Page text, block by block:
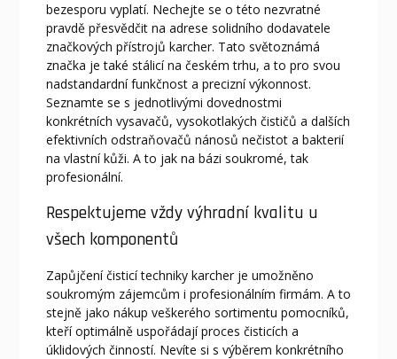
bezesporu vyplatí. Nechejte se o této nezvratné
pravdě přesvědčit na adrese solidního dodavatele
značkových přístrojů karcher. Tato světoznámá
značka je také stálicí na českém trhu, a to pro svou
nadstandardní funkčnost a precizní výkonnost.
Seznamte se s jednotlivými dovednostmi
konkrétních vysavačů, vysokotlakých čističů a dalších
efektivních odstraňovačů nánosů nečistot a bakterií
na vlastní kůži. A to jak na bázi soukromé, tak
profesionální.
Respektujeme vždy výhradní kvalitu u
všech komponentů
Zapůjčení čisticí techniky karcherje umožněno
soukromým zájemcům i profesionálním firmám. A to
stejně jako nákup veškerého sortimentu pomocníků,
kteří optimálně uspořádají proces čisticích a
úklidových činností. Nevíte si s výběrem konkrétního